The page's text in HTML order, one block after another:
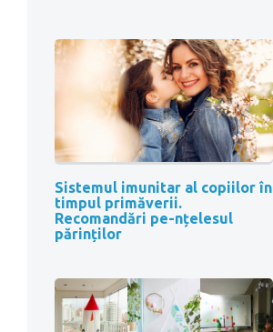
Sistemul imunitar al copiilor în
timpul primăverii.
Recomandări pe-nțelesul
părinților